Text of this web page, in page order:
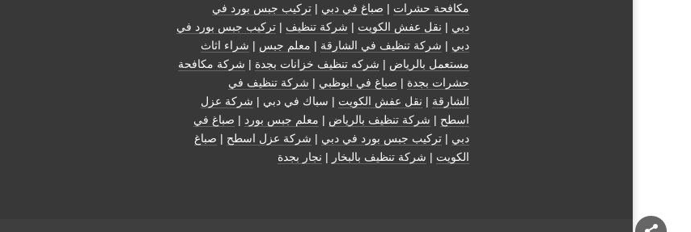
مكافحة حشرات | صباغ في دبي |تركيب جبس بورد في
دبي | نقل عفش الكويت | شركة تنظيف |تركيب جبس بورد في
دبي | شركة تنظيف في الشارقة | معلم جبس | شراء اثاث
مستعمل بالرياض | شركه تنظيف خزانات بجدة | شركة مكافحة
حشرات بجدة | صباغ في ابوظبي | شركة تنظيف في
الشارقة | نقل عفش الكويت | سباك في دبي | شركة عزل
اسطح | شركة تنظيف بالرياض | معلم جبس بورد | صباغ في
دبي |تركيب جبس بورد في دبي | شركة عزل اسطح | صباغ
الكويت | شركة تنظيف بالبخار | نجار بجدة